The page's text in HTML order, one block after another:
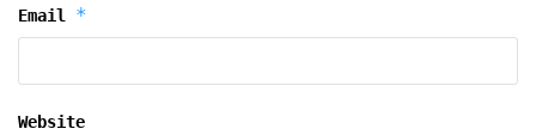
Email *
Website